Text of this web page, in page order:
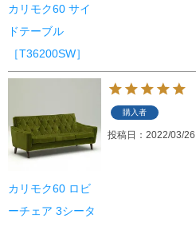
カリモク60 サイ
ドテーブル
［T36200SW］
カリモク60 ロビ
ーチェア 3シータ
購入者
投稿日 2022/03/26